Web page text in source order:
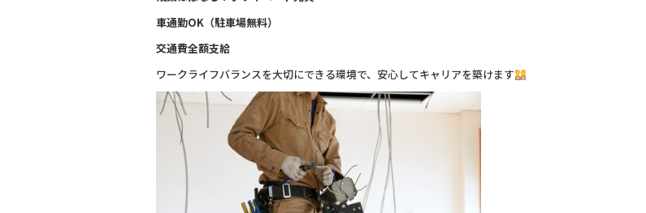
車通勤OK（駐車場無料）
交通費全額支給
ワークライフバランスを大切にできる環境で、安心してキャリアを築けます